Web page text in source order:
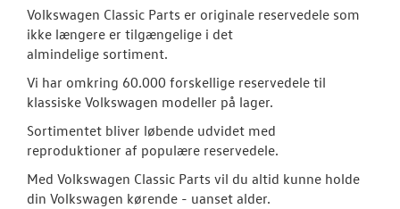
Economy
Volkswagen Classic Parts er originale reservedele som
ikke længere er tilgængelige i det
almindelige sortiment.
Vi har omkring 60.000 forskellige reservedele til
klassiske Volkswagen modeller på lager.
Sortimentet bliver løbende udvidet med
reproduktioner af populære reservedele.
Med Volkswagen Classic Parts vil du altid kunne holde
din Volkswagen kørende - uanset alder.